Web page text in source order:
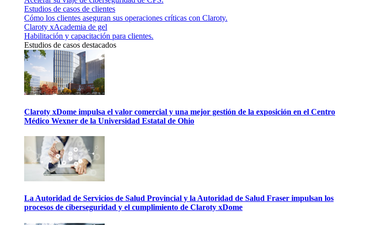
Estudios de casos de clientes
Cómo los clientes aseguran sus operaciones críticas con Claroty.
Claroty xAcademia de gel
Habilitación y capacitación para clientes.
Estudios de casos destacados
Claroty xDome impulsa el valor comercial y una mejor gestión de la exposición en el Centro
Médico Wexner de la Universidad Estatal de Ohio
La Autoridad de Servicios de Salud Provincial y la Autoridad de Salud Fraser impulsan los
procesos de ciberseguridad y el cumplimiento de Claroty xDome